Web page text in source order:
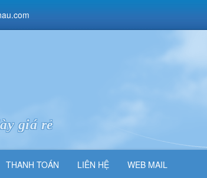
giá rẻ
THANH TOÁN LIÊN HỆ WEB MAIL